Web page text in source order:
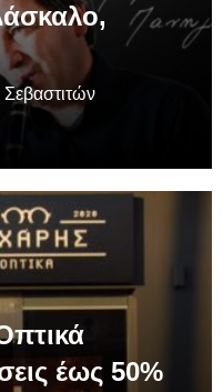
Σεβαστιτών
έως 50%